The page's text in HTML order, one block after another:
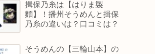
揖保乃糸は【はりま製
麵】！播州そうめんと揖保
乃糸の違いは？口コミは？
そうめんの【三輪山本】の